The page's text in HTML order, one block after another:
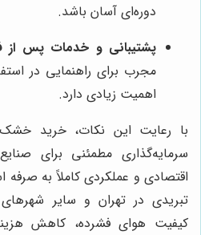
دوره‌ای آسان باشد.
پشتیبانی و خدمات پس از
مجرب برای راهنمایی در
اهمیت زیادی دارد.
با رعایت این نکات، خرید
سرمایه‌گذاری مطمئنی برای
اقتصادی و عملکردی کاملاً به صرفه
تبریدی در تهران و سایر
کیفیت هوای فشرده، کاهش